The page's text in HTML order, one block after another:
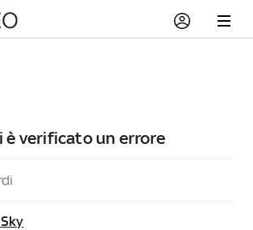
è verificato un errore